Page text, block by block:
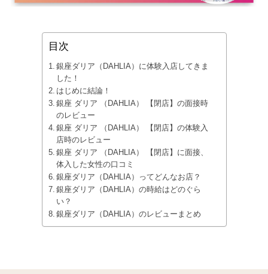
目次
銀座ダリア（DAHLIA）に体験入店してきま
した！
はじめに結論！
銀座 ダリア （DAHLIA） 【閉店】の面接時
のレビュー
銀座 ダリア （DAHLIA） 【閉店】の体験入
店時のレビュー
銀座 ダリア （DAHLIA） 【閉店】に面接、
体入した女性の口コミ
銀座ダリア（DAHLIA）ってどんなお店？
銀座ダリア（DAHLIA）の時給はどのぐら
い？
銀座ダリア（DAHLIA）のレビューまとめ